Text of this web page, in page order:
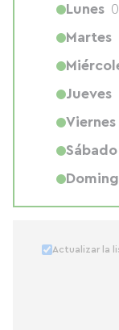
Actualizar la
Lunes
Martes
Jueves
Viernes
Sábado